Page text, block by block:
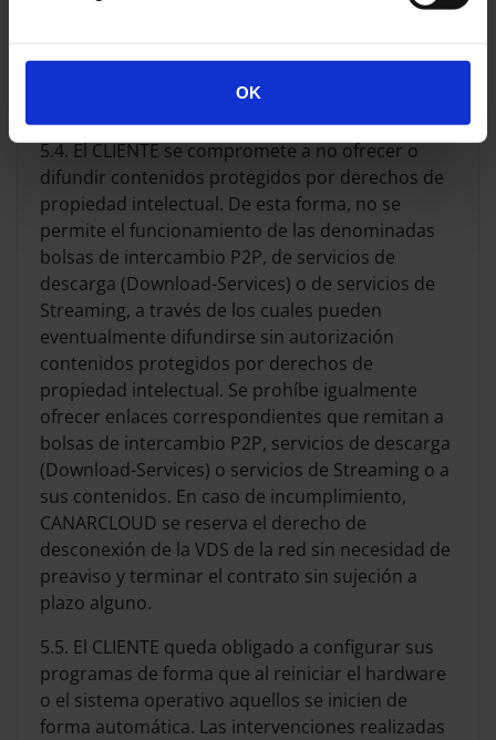
OK
correspondientes por su cuenta y a su cargo.
5.4. El CLIENTE se compromete a no ofrecer o
difundir contenidos protegidos por derechos de
propiedad intelectual. De esta forma, no se
permite el funcionamiento de las denominadas
bolsas de intercambio P2P, de servicios de
descarga (Download-Services) o de servicios de
Streaming, a través de los cuales pueden
eventualmente difundirse sin autorización
contenidos protegidos por derechos de
propiedad intelectual. Se prohíbe igualmente
ofrecer enlaces correspondientes que remitan a
bolsas de intercambio P2P, servicios de descarga
(Download-Services) o servicios de Streaming o a
sus contenidos. En caso de incumplimiento,
CANARCLOUD se reserva el derecho de
desconexión de la VDS de la red sin necesidad de
preaviso y terminar el contrato sin sujeción a
plazo alguno.
5.5. El CLIENTE queda obligado a configurar sus
programas de forma que al reiniciar el hardware
o el sistema operativo aquellos se inicien de
forma automática. Las intervenciones realizadas